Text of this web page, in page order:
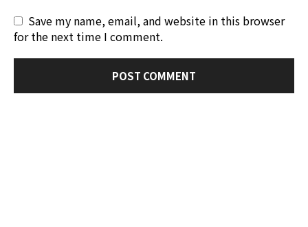
Save my name, email, and website in this browser
for the next time I comment.